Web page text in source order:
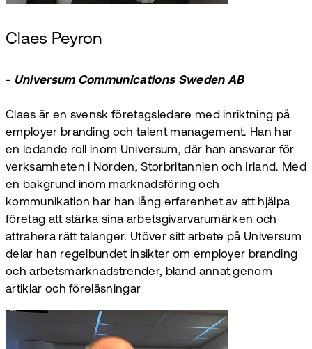
Claes Peyron
- Universum Communications Sweden AB
Claes är en svensk företagsledare med inriktning på
employer branding och talent management. Han har
en ledande roll inom Universum, där han ansvarar för
verksamheten i Norden, Storbritannien och Irland. Med
en bakgrund inom marknadsföring och
kommunikation har han lång erfarenhet av att hjälpa
företag att stärka sina arbetsgivarvarumärken och
attrahera rätt talanger. Utöver sitt arbete på Universum
delar han regelbundet insikter om employer branding
och arbetsmarknadstrender, bland annat genom
artiklar och föreläsningar